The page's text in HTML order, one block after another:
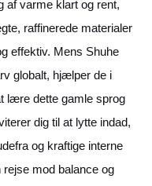
af varme klart og rent,
raffinerede materialer
effektiv. Mens Shuhe
globalt, hjælper de i
lære dette gamle sprog
dig til at lytte indad,
og kraftige interne
rejse mod balance og